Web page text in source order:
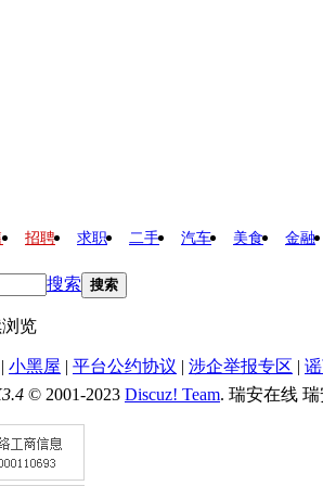
招聘 求职 二手 汽车 美食 金融
搜索 搜索
览
| 小黑屋 | 平台公约协议 | 涉企举报专区 |
© 2001-2023 Discuz! Team. 瑞安在线